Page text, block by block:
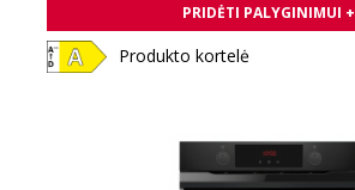
PRIDĖTI PALYGINIMUI +
Produkto kortelė